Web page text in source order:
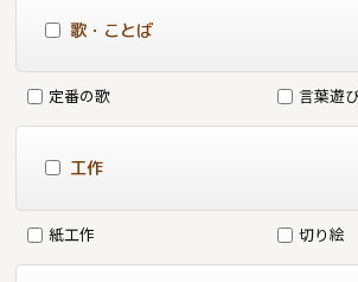
歌・ことば
定番の歌 言葉遊
工作
紙工作 切り絵